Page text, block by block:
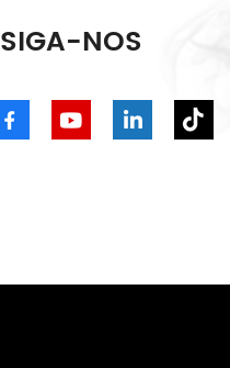
SIGA-NOS